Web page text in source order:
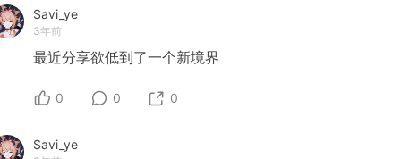
Savi_ye
3年前
最近分享欲低到了一个新境界
0 0 0
Savi_ye